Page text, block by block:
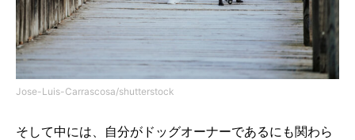
Jose-Luis-Carrascosa/shutterstock
そして中には、自分がドッグオーナーであるにも関わら